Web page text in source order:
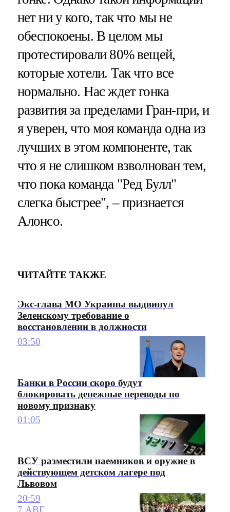
нет ни у кого, так что мы не
обеспокоены. В целом мы
протестировали 80% вещей,
которые хотели. Так что все
нормально. Нас ждет гонка
развития за пределами Гран-при, и
я уверен, что моя команда одна из
лучших в этом компоненте, так
что я не слишком взволнован тем,
что пока команда "Ред Булл"
слегка быстрее", – признается
Алонсо.
ЧИТАЙТЕ ТАКЖЕ
Экс-глава МО Украины выдвинул
Зеленскому требование о
восстановлении в должности
03:50
Банки в России скоро будут
блокировать денежные переводы по
новому признаку
01:05
ВСУ разместили наемников и оружие в
действующем детском лагере под
Львовом
20:59
7 АВГ